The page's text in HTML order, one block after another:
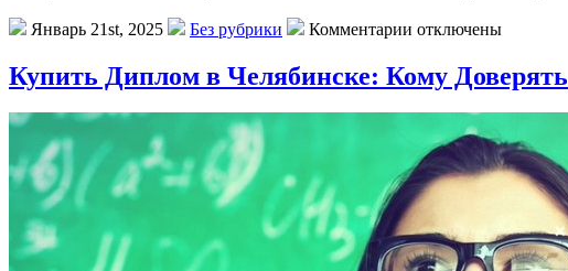
Январь 21st, 2025 Без рубрики Комментарии отключены
Купить Диплом в Челябинске: Кому Доверять